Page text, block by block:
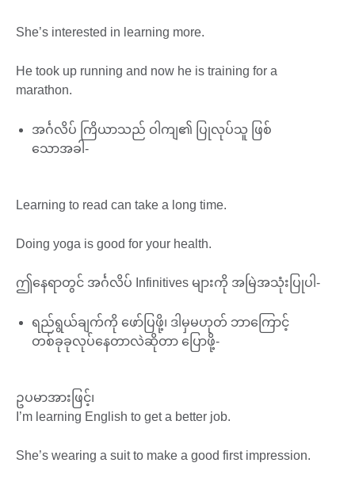
She’s interested in learning more.
He took up running and now he is training for a
marathon.
အင်္ဂလိပ် ကြိယာသည် ဝါကျ၏ ပြုလုပ်သူ ဖြစ်
သောအခါ-
Learning to read can take a long time.
Doing yoga is good for your health.
ဤနေရာတွင် အင်္ဂလိပ် Infinitives များကို အမြဲအသုံးပြုပါ-
ရည်ရွယ်ချက်ကို ဖော်ပြဖို့၊ ဒါမှမဟုတ် ဘာကြောင့်
တစ်ခုခုလုပ်နေတာလဲဆိုတာ ပြောဖို့-
ဥပမာအားဖြင့်၊
I’m learning English to get a better job.
She’s wearing a suit to make a good first impression.